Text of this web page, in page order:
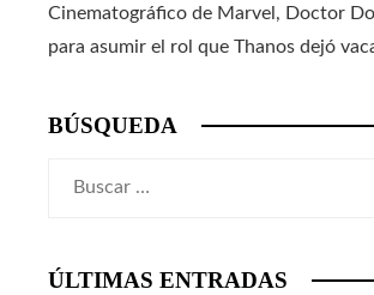
Cinematográfico de Marvel, Doctor
para asumir el rol que Thanos dejó
BÚSQUEDA
ÚLTIMAS ENTRADAS